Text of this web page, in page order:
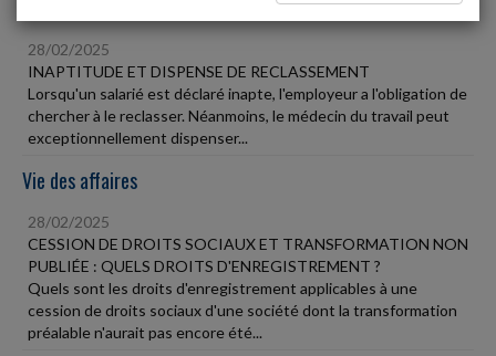
28/02/2025
INAPTITUDE ET DISPENSE DE RECLASSEMENT
Lorsqu'un salarié est déclaré inapte, l'employeur a l'obligation de
chercher à le reclasser. Néanmoins, le médecin du travail peut
exceptionnellement dispenser...
Vie des affaires
28/02/2025
CESSION DE DROITS SOCIAUX ET TRANSFORMATION NON
PUBLIÉE : QUELS DROITS D'ENREGISTREMENT ?
Quels sont les droits d'enregistrement applicables à une
cession de droits sociaux d'une société dont la transformation
préalable n'aurait pas encore été...